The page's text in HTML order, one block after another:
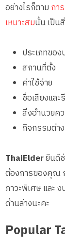
อย่างไรก็ตาม กา
เหมาะสมนั้น เป็
ประเภทขอ
สถานที่ตั้ง
ค่าใช้จ่าย
ชื่อเสียงและ
สิ่งอำนวยค
กิจกรรมต่า
ThaiElderยินดี
ต้องการของคุณ
ภาวะพิเศษ และ
ด้านล่างนะคะ
Popular